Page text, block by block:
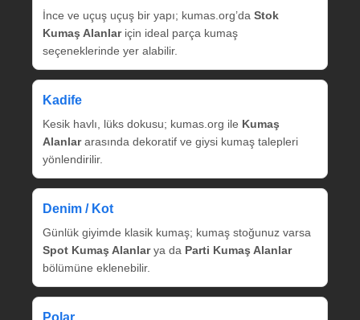
İnce ve uçuş uçuş bir yapı; kumas.org’da Stok
Kumaş Alanlariçin ideal parça kumaş
seçeneklerinde yer alabilir.
Kadife
Kesik havlı, lüks dokusu; kumas.org ile Kumaş
Alanlararasında dekoratif ve giysi kumaş talepleri
yönlendirilir.
Denim / Kot
Günlük giyimde klasik kumaş; kumaş stoğunuz varsa
Spot Kumaş Alanlarya da Parti Kumaş Alanlar
bölümüne eklenebilir.
Polar